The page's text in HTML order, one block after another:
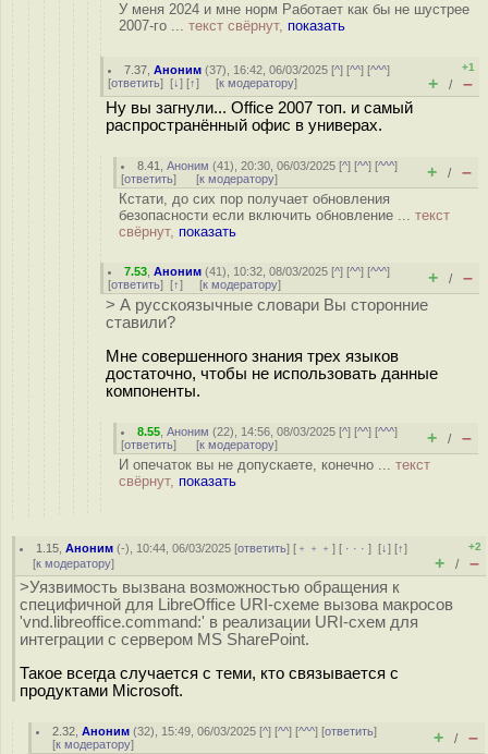
У меня 2024 и мне норм Работает как бы не шустрее
2007-го ... текст свёрнут, показать
7.37 ,Аноним (37), 16:42, 06/03/2025 [^] [^^] [^^^]
[ответить] [↓] [↑] [к модератору]
+1
+ / –
Ну вы загнули... Office 2007 топ. и самый
распространённый офис в универах.
8.41 ,Аноним (41), 20:30, 06/03/2025 [^] [^^] [^^^]
[ответить] [к модератору] + / –
Кстати, до сих пор получает обновления
безопасности если включить обновление ... текст
свёрнут, показать
7.53 ,Аноним (41), 10:32, 08/03/2025 [^] [^^] [^^^]
[ответить] [↑] [к модератору] + / –
> А русскоязычные словари Вы сторонние
ставили?
Мне совершенного знания трех языков
достаточно, чтобы не использовать данные
компоненты.
8.55 ,Аноним (22), 14:56, 08/03/2025 [^] [^^] [^^^]
[ответить] [к модератору] + / –
И опечаток вы не допускаете, конечно ... текст
свёрнут, показать
1.15 ,Аноним (-), 10:44, 06/03/2025 [ответить] [ ﹢﹢﹢] [ · · ·][↓] [↑]
[к модератору]
+2
+ / –
>Уязвимость вызвана возможностью обращения к
специфичной для LibreOffice URI-схеме вызова макросов
'vnd.libreoffice.command:' в реализации URI-схем для
интеграции с сервером MS SharePoint.
Такое всегда случается с теми, кто связывается с
продуктами Microsoft.
2.32 ,Аноним (32), 15:49, 06/03/2025 [^] [^^] [^^^] [ответить]
[к модератору] + / –